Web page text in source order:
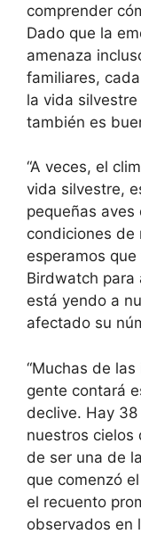
comprender
Dado que la
amenaza
familiares,
la vida
también es
“A veces, el
vida silvestre,
pequeñas
condiciones de
esperamos
Birdwatch para
está yendo a
afectado su
“Muchas de
gente contará
declive. Hay
nuestros cielos
de ser una de
que comenzó
el recuento
observados en